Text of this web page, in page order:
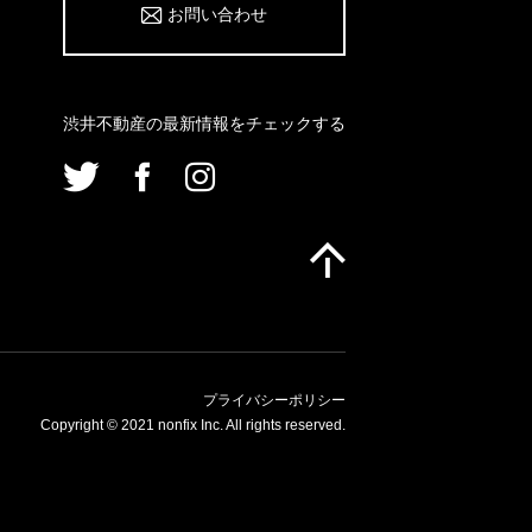
お問い合わせ
渋井不動産の最新情報をチェックする
プライバシーポリシー
Copyright © 2021 nonfix Inc. All rights reserved.